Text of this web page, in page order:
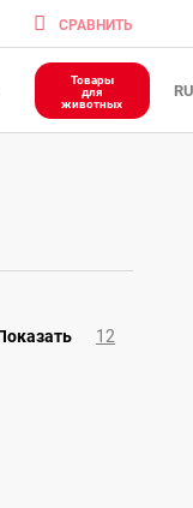
CРАВНИТЬ
Товары
для
животных
12